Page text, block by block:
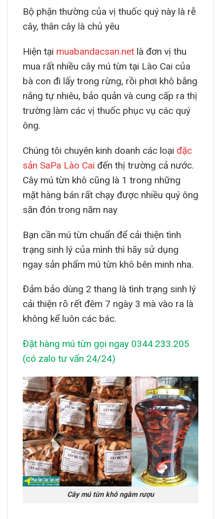
Bộ phận thường của vị thuốc quý này là rễ
cây, thân cây là chủ yêu
Hiện tại muabandacsan.net là đơn vị thu
mua rất nhiều cây mú từn tại Lào Cai của
bà con đi lấy trong rừng, rồi phơi khô bằng
nắng tự nhiêu, bảo quản và cung cấp ra thị
trường làm các vị thuốc phục vụ các quý
ông.
Chúng tôi chuyên kinh doanh các loại đặc
sản SaPa Lào Cai đến thị trường cả nước.
Cây mú từn khô cũng là 1 trong những
mặt hàng bán rất chạy được nhiều quý ông
săn đón trong năm nay
Bạn cần mú từn chuẩn để cải thiện tình
trạng sinh lý của mình thì hãy sử dụng
ngay sản phẩm mú từn khô bên minh nha.
Đảm bảo dùng 2 thang là tình trạng sinh lý
cải thiện rõ rết đêm 7 ngày 3 mà vào ra là
không kể luôn các bác.
Đặt hàng mú từn gọi ngay 0344.233.205
(có zalo tư vấn 24/24)
Cây mú từn khô ngâm rượu